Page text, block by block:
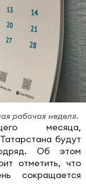
рабочая неделя.
месяца,
будут
Об этом
отметить, что
сокращается